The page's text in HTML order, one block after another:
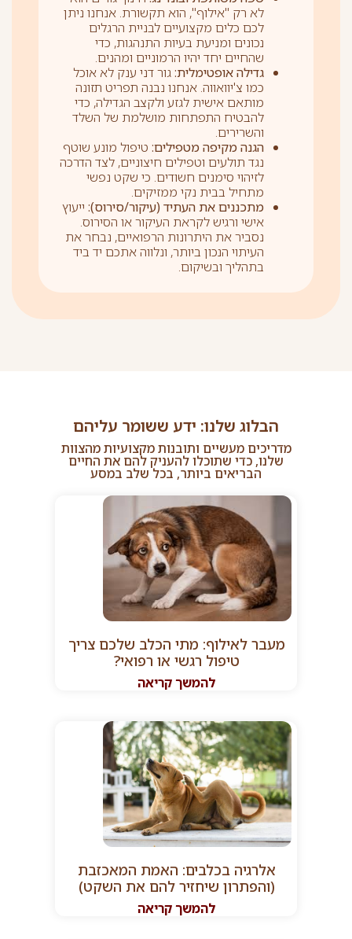
לא רק "אילוף", הוא תקשורת. אנחנו ניתן
לכם כלים מקצועיים לבניית הרגלים
נכונים ומניעת בעיות התנהגות, כדי
שהחיים יחד יהיו הרמוניים ומהנים.
גדילה אופטימלית:גור דני ענק לא אוכל
כמו צ'יוואווה. אנחנו נבנה תפריט תזונה
מותאם אישית לגזע ולקצב הגדילה, כדי
להבטיח התפתחות מושלמת של השלד
והשרירים.
הגנה מקיפה מטפילים: טיפול מונע שוטף
נגד תולעים וטפילים חיצוניים, לצד הדרכה
לזיהוי סימנים חשודים. כי שקט נפשי
מתחיל בבית נקי ממזיקים.
מתכננים את העתיד (עיקור/סירוס): ייעוץ
אישי ורגיש לקראת העיקור או הסירוס.
נסביר את היתרונות הרפואיים, נבחר את
העיתוי הנכון ביותר, ונלווה אתכם יד ביד
בתהליך ובשיקום.
הבלוג שלנו: ידע ששומר עליהם
מדריכים מעשיים ותובנות מקצועיות מהצוות
שלנו, כדי שתוכלו להעניק להם את החיים
הבריאים ביותר, בכל שלב במסע
מעבר לאילוף: מתי הכלב שלכם צריך
טיפול רגשי או רפואי?
להמשך קריאה
אלרגיה בכלבים: האמת המאכזבת
(והפתרון שיחזיר להם את השקט)
להמשך קריאה